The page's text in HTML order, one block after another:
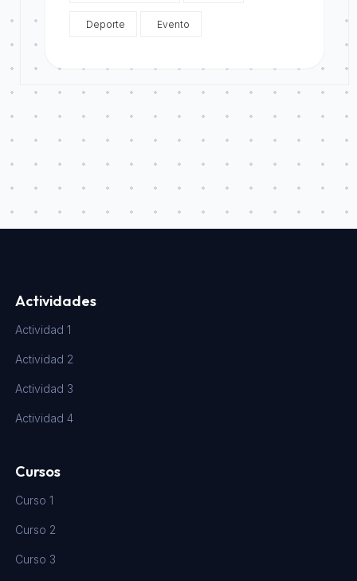
Deporte Evento
Actividades
Actividad 1
Actividad 2
Actividad 3
Actividad 4
Cursos
Curso 1
Curso 2
Curso 3